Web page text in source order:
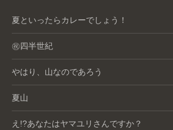
夏といったらカレーでしょう！
㊗️四半世紀
やはり、山なのであろう
夏山
え!?あなたはヤマユリさんですか？